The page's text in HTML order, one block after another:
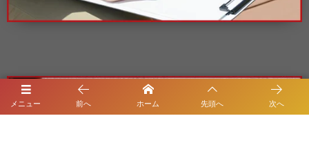
メニュー 前へ ホーム 先頭へ 次へ